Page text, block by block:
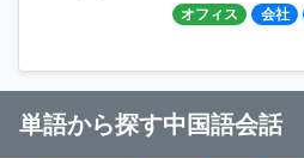
オフィス 会社
単語から探す中国語会話